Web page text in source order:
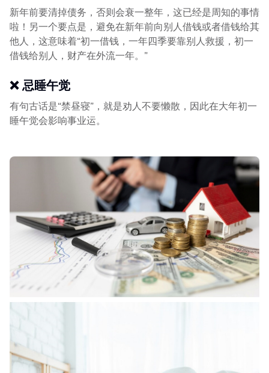
新年前要清掉债务，否则会衰一整年，这已经是周知的事情
啦！另一个要点是，避免在新年前向别人借钱或者借钱给其
他人，这意味着“初一借钱，一年四季要靠别人救援，初一
借钱给别人，财产在外流一年。”
❌ 忌睡午觉
有句古话是“禁昼寝”，就是劝人不要懒散，因此在大年初一
睡午觉会影响事业运。